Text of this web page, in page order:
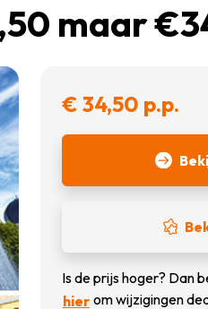
maar
€ 34,50 p.p.
Is de prijs hoger? Dan
hier om wijzigingen